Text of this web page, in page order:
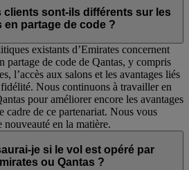
clients sont-ils différents sur les
en partage de code ?
existants d’Emirates concernent
partage de code de Qantas, y compris
l’accès aux salons et les avantages liés
Nous continuons à travailler en
pour améliorer encore les avantages
cadre de ce partenariat. Nous vous
en la matière.
je si le vol est opéré par
ou Qantas ?